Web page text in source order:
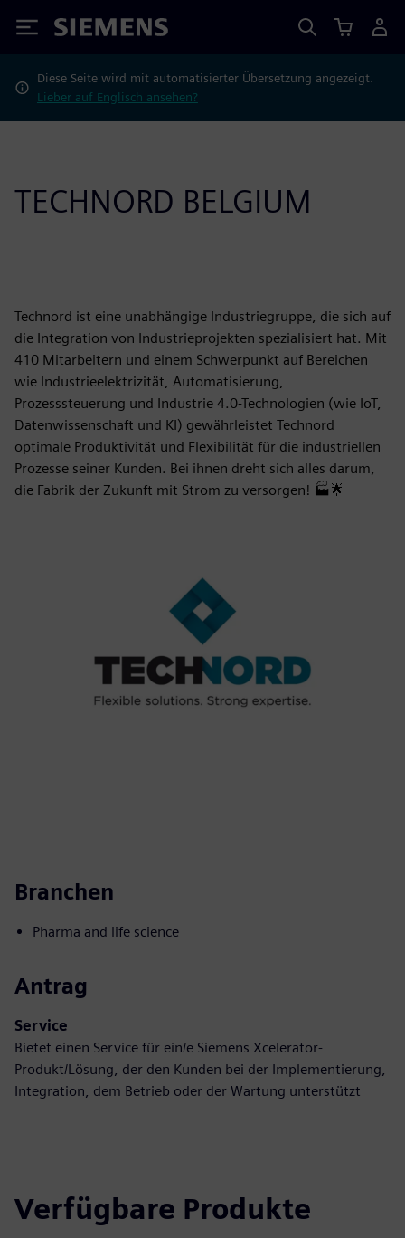
Siemens
Diese Seite wird mit automatisierter Übersetzung angezeigt.
Lieber auf Englisch ansehen?
TECHNORD BELGIUM
Technord ist eine unabhängige Industriegruppe, die sich auf
die Integration von Industrieprojekten spezialisiert hat. Mit
410 Mitarbeitern und einem Schwerpunkt auf Bereichen
wie Industrieelektrizität, Automatisierung,
Prozesssteuerung und Industrie 4.0-Technologien (wie IoT,
Datenwissenschaft und KI) gewährleistet Technord
optimale Produktivität und Flexibilität für die industriellen
Prozesse seiner Kunden. Bei ihnen dreht sich alles darum,
die Fabrik der Zukunft mit Strom zu versorgen! 🏭🌟
Branchen
Pharma and life science
Antrag
Service
Bietet einen Service für ein/e Siemens Xcelerator-
Produkt/Lösung, der den Kunden bei der Implementierung,
Integration, dem Betrieb oder der Wartung unterstützt
Verfügbare Produkte